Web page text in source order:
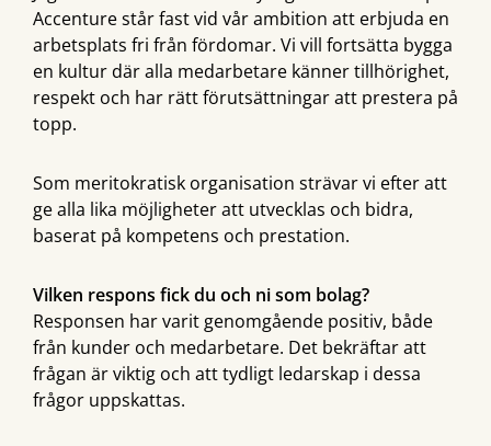
Accenture står fast vid vår ambition att erbjuda en
arbetsplats fri från fördomar. Vi vill fortsätta bygga
en kultur där alla medarbetare känner tillhörighet,
respekt och har rätt förutsättningar att prestera på
topp.
Som meritokratisk organisation strävar vi efter att
ge alla lika möjligheter att utvecklas och bidra,
baserat på kompetens och prestation.
Vilken respons fick du och ni som bolag?
Responsen har varit genomgående positiv, både
från kunder och medarbetare. Det bekräftar att
frågan är viktig och att tydligt ledarskap i dessa
frågor uppskattas.